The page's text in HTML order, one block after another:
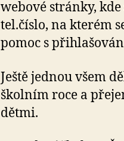
webové stránky,
tel.číslo, na kterém
pomoc s
Ještě jednou všem
školním roce a
dětmi.